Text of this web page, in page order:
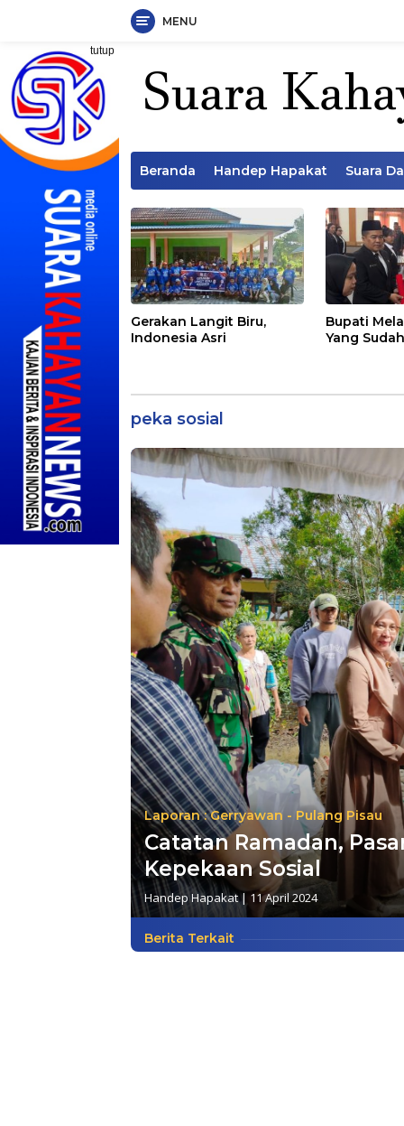
Langsung
konten
MENU
tutup
Beranda Handep Hapakat Suara
Gerakan Langit Biru,
Indonesia Asri
Bupati
Yang
peka sosial
Laporan : Gerryawan - Pulang Pisau
Catatan Ramadan,
Kepekaan Sosial
Handep Hapakat| 11 April 2024
Berita Terkait